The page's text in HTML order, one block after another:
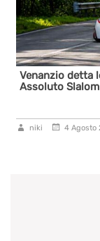
Venanzio detta
Assoluto
niki 4 Agosto